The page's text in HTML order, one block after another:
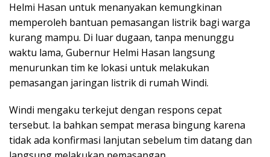
Helmi Hasan untuk menanyakan kemungkinan
memperoleh bantuan pemasangan listrik bagi warga
kurang mampu. Di luar dugaan, tanpa menunggu
waktu lama, Gubernur Helmi Hasan langsung
menurunkan tim ke lokasi untuk melakukan
pemasangan jaringan listrik di rumah Windi.
Windi mengaku terkejut dengan respons cepat
tersebut. Ia bahkan sempat merasa bingung karena
tidak ada konfirmasi lanjutan sebelum tim datang dan